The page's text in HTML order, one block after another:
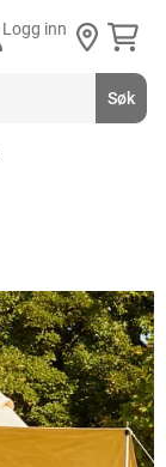
Logg inn
Søk